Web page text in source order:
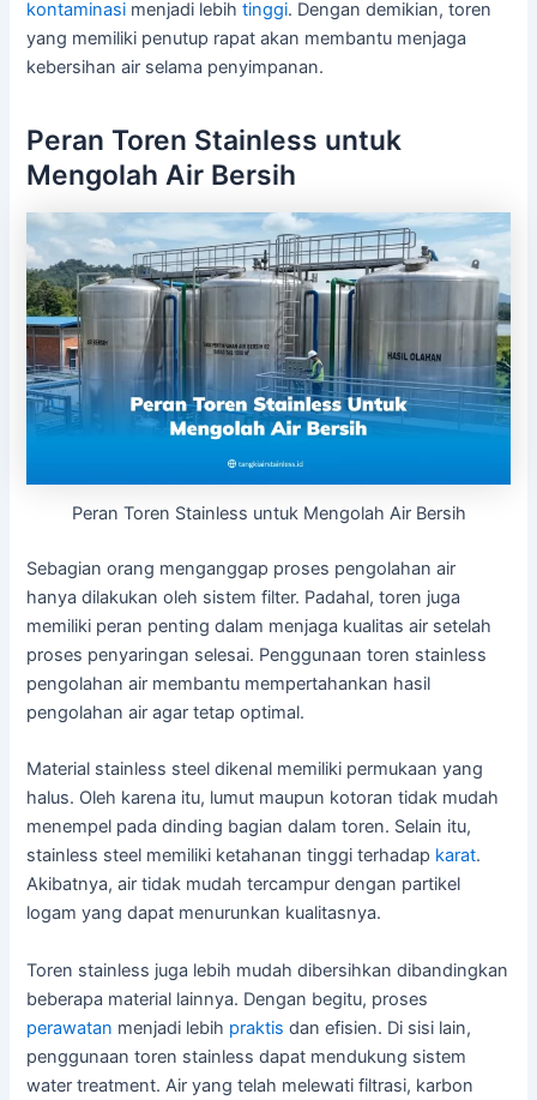
kontaminasi menjadi lebihtinggi. Dengan demikian, toren
yang memiliki penutup rapat akan membantu menjaga
kebersihan air selama penyimpanan.
Peran Toren Stainless untuk
Mengolah Air Bersih
Peran Toren Stainless untuk Mengolah Air Bersih
Sebagian orang menganggap proses pengolahan air
hanya dilakukan oleh sistem filter. Padahal, toren juga
memiliki peran penting dalam menjaga kualitas air setelah
proses penyaringan selesai. Penggunaan toren stainless
pengolahan air membantu mempertahankan hasil
pengolahan air agar tetap optimal.
Material stainless steel dikenal memiliki permukaan yang
halus. Oleh karena itu, lumut maupun kotoran tidak mudah
menempel pada dinding bagian dalam toren. Selain itu,
stainless steel memiliki ketahanan tinggi terhadap karat.
Akibatnya, air tidak mudah tercampur dengan partikel
logam yang dapat menurunkan kualitasnya.
Toren stainless juga lebih mudah dibersihkan dibandingkan
beberapa material lainnya. Dengan begitu, proses
perawatan menjadi lebih praktis dan efisien. Di sisi lain,
penggunaan toren stainless dapat mendukung sistem
water treatment. Air yang telah melewati filtrasi, karbon